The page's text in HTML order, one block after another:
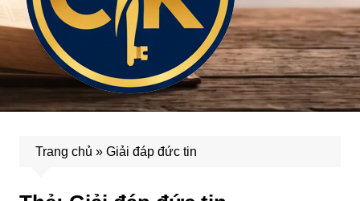
Trang chủ » Giải đáp đức tin